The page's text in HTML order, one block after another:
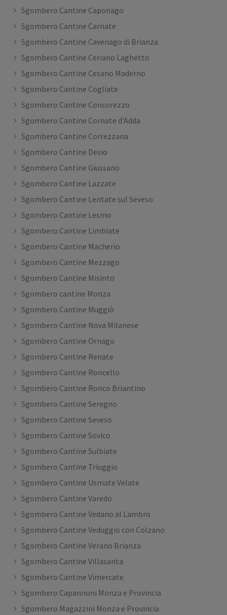
Sgombero Cantine Caponago
Sgombero Cantine Carnate
Sgombero Cantine Cavenago di Brianza
Sgombero Cantine Ceriano Laghetto
Sgombero Cantine Cesano Maderno
Sgombero Cantine Cogliate
Sgombero Cantine Concorezzo
Sgombero Cantine Cornate d'Adda
Sgombero Cantine Correzzana
Sgombero Cantine Desio
Sgombero Cantine Giussano
Sgombero Cantine Lazzate
Sgombero Cantine Lentate sul Seveso
Sgombero Cantine Lesmo
Sgombero Cantine Limbiate
Sgombero Cantine Macherio
Sgombero Cantine Mezzago
Sgombero Cantine Misinto
Sgombero cantine Monza
Sgombero Cantine Muggiò
Sgombero Cantine Nova Milanese
Sgombero Cantine Ornago
Sgombero Cantine Renate
Sgombero Cantine Roncello
Sgombero Cantine Ronco Briantino
Sgombero Cantine Seregno
Sgombero Cantine Seveso
Sgombero Cantine Sovico
Sgombero Cantine Sulbiate
Sgombero Cantine Triuggio
Sgombero Cantine Usmate Velate
Sgombero Cantine Varedo
Sgombero Cantine Vedano al Lambro
Sgombero Cantine Veduggio con Colzano
Sgombero Cantine Verano Brianza
Sgombero Cantine Villasanta
Sgombero Cantine Vimercate
Sgombero Capannoni Monza e Provincia
Sgombero Magazzini Monza e Provincia